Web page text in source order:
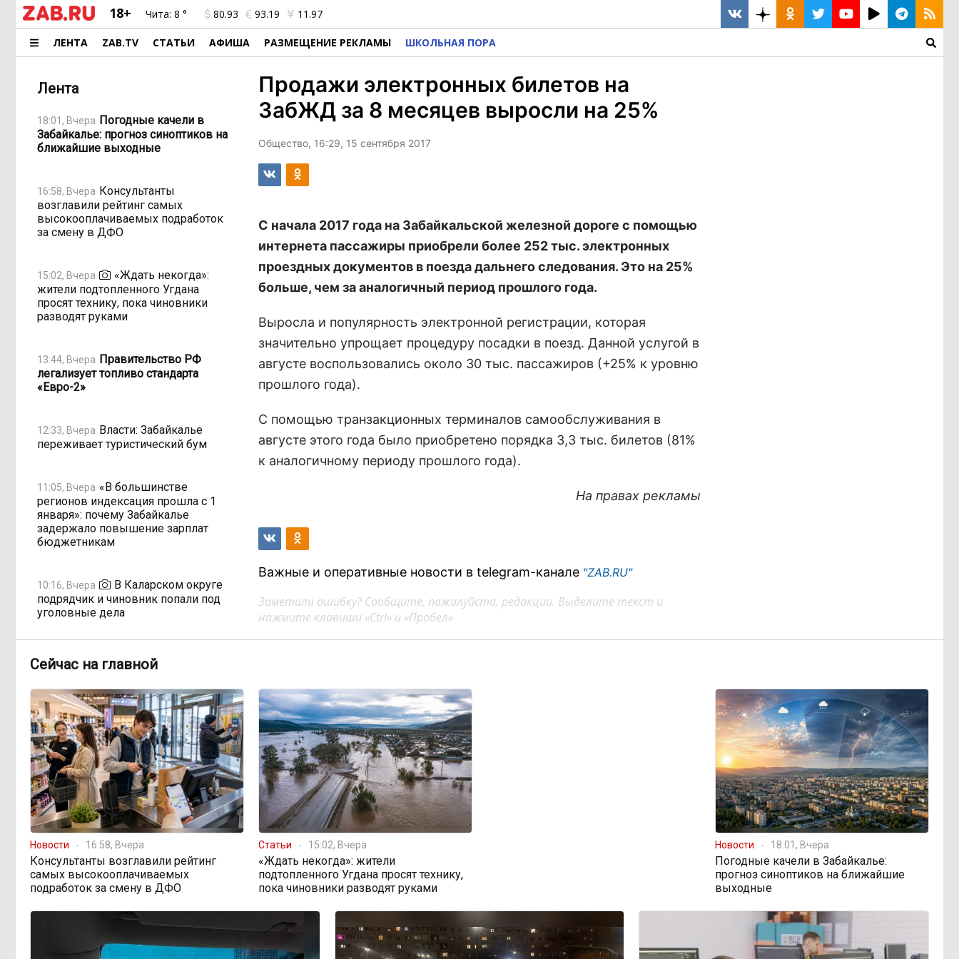
18+ Чита: 8 ° 80.93 93.19 11.97
ЛЕНТА ZAB.TV СТАТЬИ АФИША РАЗМЕЩЕНИЕ РЕКЛАМЫ ШКОЛЬНАЯ ПОРА
Лента
18:01, Вчера Погодные качели в
Забайкалье: прогноз синоптиков на
ближайшие выходные
16:58, Вчера Консультанты
возглавили рейтинг самых
высокооплачиваемых подработок
за смену в ДФО
15:02, Вчера
«Ждать некогда»:
жители подтопленного Угдана
просят технику, пока чиновники
разводят руками
13:44, Вчера Правительство РФ
легализует топливо стандарта
«Евро-2»
12:33, Вчера Власти: Забайкалье
переживает туристический бум
11:05, Вчера «В большинстве
регионов индексация прошла с 1
января»: почему Забайкалье
задержало повышение зарплат
бюджетникам
10:16, Вчера
В Каларском округе
подрядчик и чиновник попали под
уголовные дела
08:38, Вчера
598 миллионов улетели в
Омск: как Забайкалье провалило
08:15, Вчера Депутат Госдумы
объяснил «неполноценность»
женщин библейским сюжетом
08:10, Вчера
Прокуратура начала
проверку из-за раскопок ТГК-14
Когда ждать денег?
Забайкалье — в списке регионов,
где бюджетники могут остаться без
выплат
превысить весь наш опыт»: Осипов
Продажи электронных билетов на
ЗабЖД за 8 месяцев выросли на 25%
Общество, 16:29, 15 сентября 2017
С начала 2017 года на Забайкальской железной дороге с помощью
интернета пассажиры приобрели более 252 тыс. электронных
проездных документов в поезда дальнего следования. Это на 25%
больше, чем за аналогичный период прошлого года.
Выросла и популярность электронной регистрации, которая
значительно упрощает процедуру посадки в поезд. Данной услугой в
августе воспользовались около 30 тыс. пассажиров (+25% к уровню
прошлого года).
С помощью транзакционных терминалов самообслуживания в
августе этого года было приобретено порядка 3,3 тыс. билетов (81%
к аналогичному периоду прошлого года).
На правах рекламы
Важные и оперативные новости в telegram-канале "ZAB.RU"
Заметили ошибку? Сообщите, пожалуйста, редакции. Выделите текст и
нажмите клавиши «Ctrl» и «Пробел»
Сейчас на главной
Новости 16:58, Вчера
Консультанты возглавили рейтинг
самых высокооплачиваемых
подработок за смену в ДФО
Статьи 15:02, Вчера
«Ждать некогда»: жители
подтопленного Угдана просят технику,
пока чиновники разводят руками
Новости 18:01, Вчера
Погодные качели в Забайкалье:
прогноз синоптиков на ближайшие
выходные